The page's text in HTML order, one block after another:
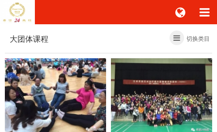
大团体课程 切换类目